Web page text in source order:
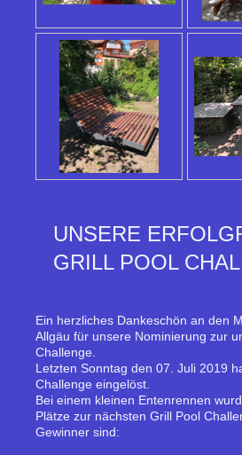
UNSERE
GRILL POOL
Ein herzliches Dankeschön an den
Allgäu für unsere Nominierung zur
Challenge.
Letzten Sonntag den 07. Juli 2019
Challenge eingelöst.
Bei einem kleinen Entenrennen
Plätze zur nächsten Grill Pool
Gewinner sind: